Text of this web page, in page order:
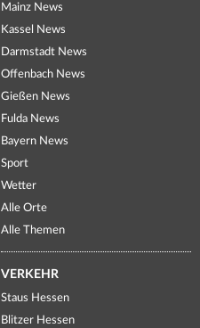
Mainz News
Kassel News
Darmstadt News
Offenbach News
Gießen News
Fulda News
Bayern News
Sport
Wetter
Alle Orte
Alle Themen
VERKEHR
Staus Hessen
Blitzer Hessen